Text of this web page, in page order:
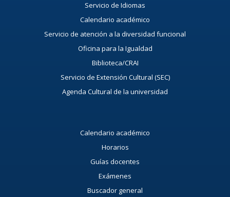
Servicio de Idiomas
Calendario académico
Servicio de atención a la diversidad funcional
Oficina para la Igualdad
Biblioteca/CRAI
Servicio de Extensión Cultural (SEC)
Agenda Cultural de la universidad
Calendario académico
Horarios
Guías docentes
Exámenes
Buscador general